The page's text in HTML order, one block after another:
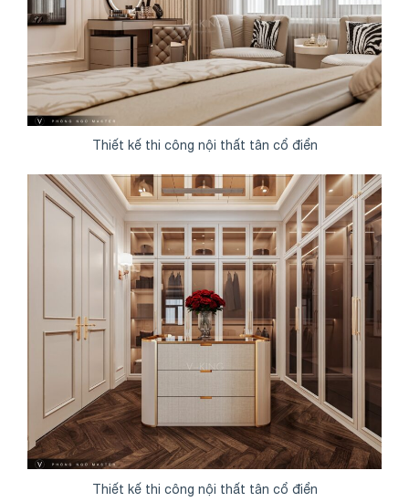
Thiết kế thi công nội thất tân cổ điển
Thiết kế thi công nội thất tân cổ điển